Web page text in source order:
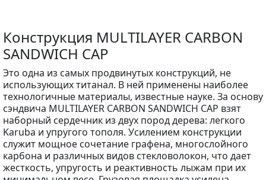
Конструкция MULTILAYER CARBON
SANDWICH CAP
Это одна из самых продвинутых конструкций, не
использующих титанал. В ней применены наиболее
технологичные материалы, известные науке. За основу
сэндвича MULTILAYER CARBON SANDWICH CAP взят
наборный сердечник из двух пород дерева: легкого
Karuba и упругого тополя. Усилением конструкции
служит мощное сочетание графена, многослойного
карбона и различных видов стекловолокон, что дает
жесткость, упругость и реактивность лыжам при их